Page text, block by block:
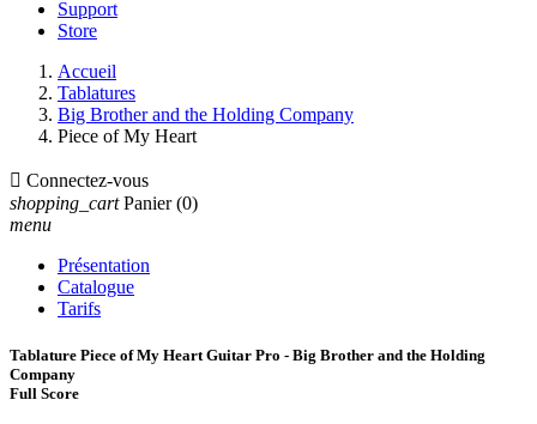
Support
Store
Accueil
Tablatures
Big Brother and the Holding Company
Piece of My Heart
 Connectez-vous
shopping_cart Panier (0)
menu
Présentation
Catalogue
Tarifs
Tablature Piece of My Heart Guitar Pro - Big Brother and the Holding
Company
Full Score